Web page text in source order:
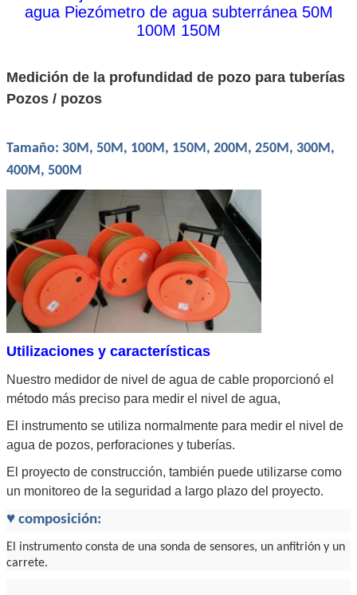
agua Piezómetro de agua subterránea 50M
100M 150M
Medición de la profundidad de pozo para tuberías
Pozos / pozos
Tamaño: 30M, 50M, 100M, 150M, 200M, 250M, 300M,
400M, 500M
Utilizaciones y características
Nuestro medidor de nivel de agua de cable proporcionó el
método más preciso para medir el nivel de agua,
El instrumento se utiliza normalmente para medir el nivel de
agua de pozos, perforaciones y tuberías.
El proyecto de construcción, también puede utilizarse como
un monitoreo de la seguridad a largo plazo del proyecto.
♥ composición:
El instrumento consta de una sonda de sensores, un anfitrión y un
carrete.